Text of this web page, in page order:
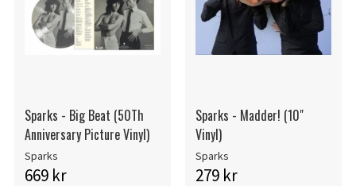
Sparks - Big Beat (50Th
Anniversary Picture Vinyl)
Sparks
669 kr
Sparks - Madder! (10"
Vinyl)
Sparks
279 kr